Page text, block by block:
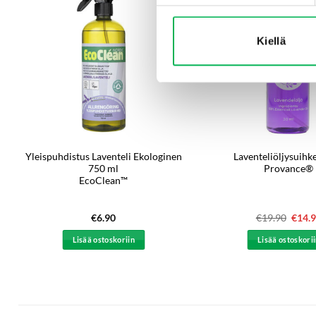
Kiellä
Yleispuhdistus Laventeli Ekologinen
750 ml
EcoClean™
€6.90
Lisää ostoskoriin
-25%
Provance®
€19.90
oli:
€
Lisää